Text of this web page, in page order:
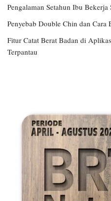
Pengalaman Setahun Ibu
Penyebab Double Chin dan
Fitur Catat Berat Badan di
Terpantau